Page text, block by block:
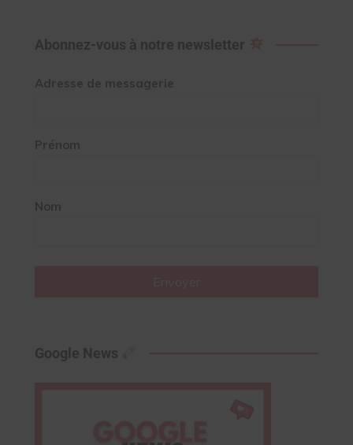
Abonnez-vous à notre newsletter
Adresse de messagerie
Prénom
Nom
Google News